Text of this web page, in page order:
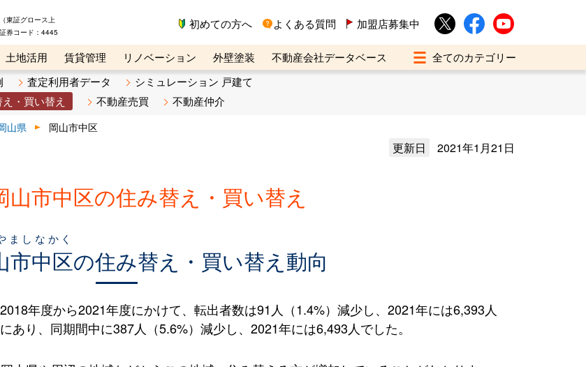
東証グロース上
コード：4445
初めての方へ よくある質問 加盟店募集中
土地活用 賃貸管理 リノベーション 外壁塗装
不動産会社データベース
リビンマガジンBiz 不動産売却ご相談デスク
査定利用者データ
シミュレーション 戸建て
・買い替え 不動産売買 不動産仲介
山県 岡山市中区
更新日 2021年1月21日
山市中区の住み替え・買い替え
市中区
ましなかく
の住み替え・買い替え動向
年度から2021年度にかけて、転出者数は91人（1.4%）減少し、2021年には6,393人
あり、同期間中に387人（5.6%）減少し、2021年には6,493人でした。